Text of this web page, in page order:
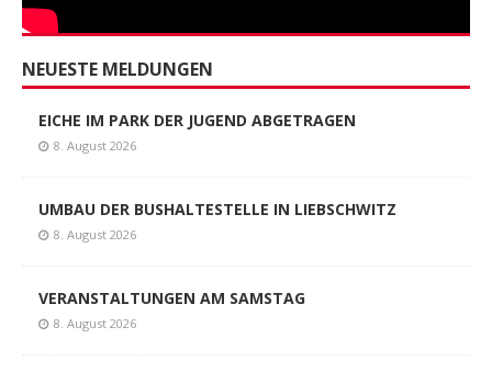
NEUESTE MELDUNGEN
EICHE IM PARK DER JUGEND ABGETRAGEN
8. August 2026
UMBAU DER BUSHALTESTELLE IN LIEBSCHWITZ
8. August 2026
VERANSTALTUNGEN AM SAMSTAG
8. August 2026